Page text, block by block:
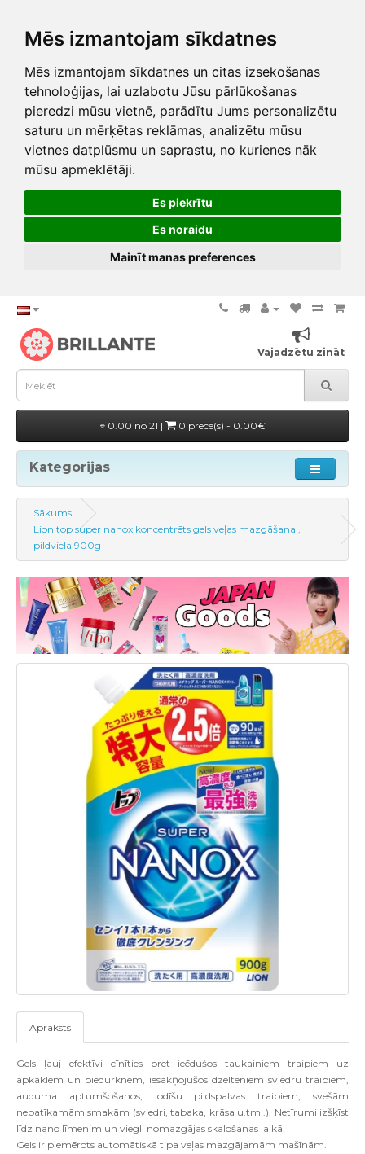
Mēs izmantojam sīkdatnes
Mēs izmantojam sīkdatnes un citas izsekošanas
tehnoloģijas, lai uzlabotu Jūsu pārlūkošanas
pieredzi mūsu vietnē, parādītu Jums personalizētu
saturu un mērķētas reklāmas, analizētu mūsu
vietnes datplūsmu un saprastu, no kurienes nāk
mūsu apmeklētāji.
Es piekrītu
Es noraidu
Mainīt manas preferences
Vajadzētu zināt
0.00 no 21 | 0 prece(s) - 0.00€
Kategorijas
Sākums
Lion top super nanox koncentrēts gels veļas mazgāšanai,
pildviela 900g
Apraksts
Gels ļauj efektīvi cīnīties pret ieēdušos taukainiem traipiem uz
apkaklēm un piedurknēm, iesakņojušos dzelteniem sviedru traipiem,
auduma aptumšošanos, lodīšu pildspalvas traipiem, svešām
nepatīkamām smakām (sviedri, tabaka, krāsa u.tml.). Netīrumi izšķīst
līdz nano līmenim un viegli nomazgājas skalošanas laikā.
Gels ir piemērots automātiskā tipa veļas mazgājamām mašīnām.